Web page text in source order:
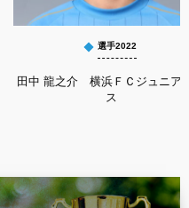
選手2022
田中 龍之介 横浜ＦＣジュニア
ス